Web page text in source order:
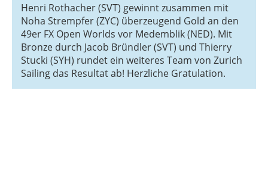
Henri Rothacher (SVT) gewinnt zusammen mit
Noha Strempfer (ZYC) überzeugend Gold an den
49er FX Open Worlds vor Medemblik (NED). Mit
Bronze durch Jacob Bründler (SVT) und Thierry
Stucki (SYH) rundet ein weiteres Team von Zurich
Sailing das Resultat ab! Herzliche Gratulation.